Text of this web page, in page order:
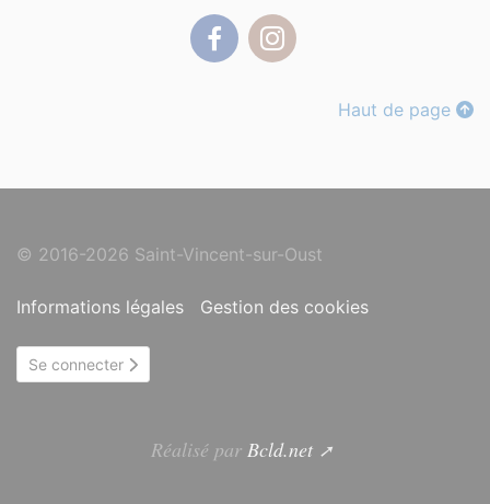
Haut de page
© 2016-2026 Saint-Vincent-sur-Oust
Informations légales Gestion des cookies
Se connecter
Réalisé par Bcld.net